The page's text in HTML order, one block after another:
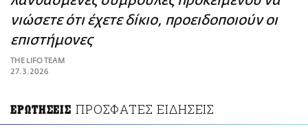
ΑΜΠΑ
PRINT
νιώσετε ότι έχετε δίκιο, προειδοποιούν οι
επιστήμονες
THE LIFO TEAM
27.3.2026
ΕΡΩΤΗΣΕΙΣ ΠΡΟΣΦΑΤΕΣ ΕΙΔΗΣΕΙΣ